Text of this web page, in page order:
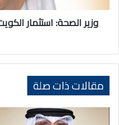
مكانتها
عالميًا
وزير الصحة: استثمار
مقالات ذات صلة